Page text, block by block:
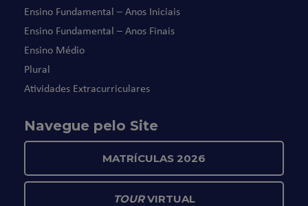
Ensino Fundamental – Anos Iniciais
Ensino Fundamental – Anos Finais
Ensino Médio
Plural
Atividades Extracurriculares
Navegue pelo Site
MATRÍCULAS 2026
TOURVIRTUAL